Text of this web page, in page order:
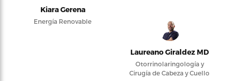
Kiara Gerena
Energía Renovable
Laureano Giraldez MD
Otorrinolaringología y
Cirugía de Cabeza y Cuello